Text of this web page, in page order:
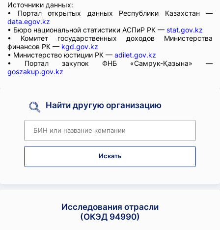
Источники данных:
• Портал открытых данных Республики Казахстан —
data.egov.kz
• Бюро национальной статистики АСПиР РК — stat.gov.kz
• Комитет государственных доходов Министерства
финансов РК — kgd.gov.kz
• Министерство юстиции РК — adilet.gov.kz
• Портал закупок ФНБ «Самрук-Қазына» —
goszakup.gov.kz
Найти другую организацию
Искать
Исследования отрасли
(ОКЭД 94990)